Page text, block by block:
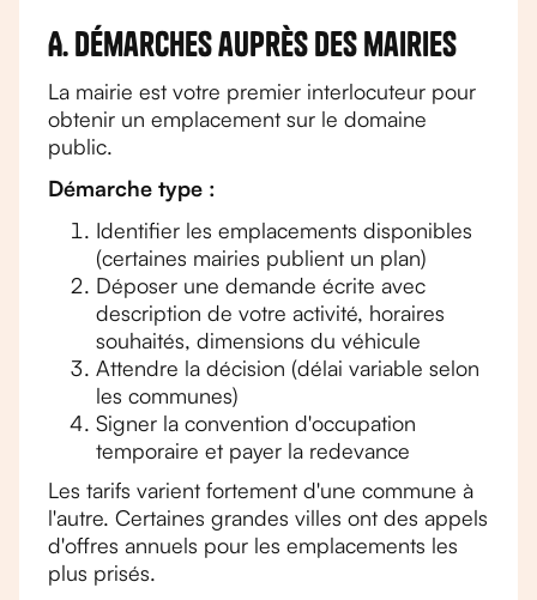
A. Démarches auprès des mairies
La mairie est votre premier interlocuteur pour
obtenir un emplacement sur le domaine
public.
Démarche type :
Identifier les emplacements disponibles
(certaines mairies publient un plan)
Déposer une demande écrite avec
description de votre activité, horaires
souhaités, dimensions du véhicule
Attendre la décision (délai variable selon
les communes)
Signer la convention d'occupation
temporaire et payer la redevance
Les tarifs varient fortement d'une commune à
l'autre. Certaines grandes villes ont des appels
d'offres annuels pour les emplacements les
plus prisés.